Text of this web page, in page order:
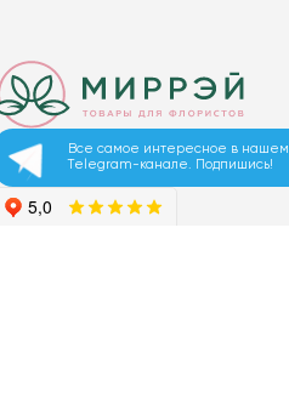
Все самое интересное в нашем
Telegram-канале. Подпишись!